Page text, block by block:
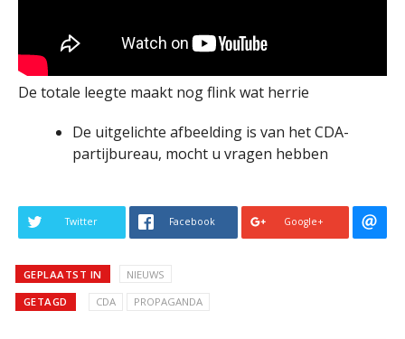
De totale leegte maakt nog flink wat herrie
De uitgelichte afbeelding is van het CDA-
partijbureau, mocht u vragen hebben
Twitter Facebook Google+
GEPLAATST IN NIEUWS
GETAGD CDA PROPAGANDA